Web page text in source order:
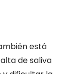
está
de saliva